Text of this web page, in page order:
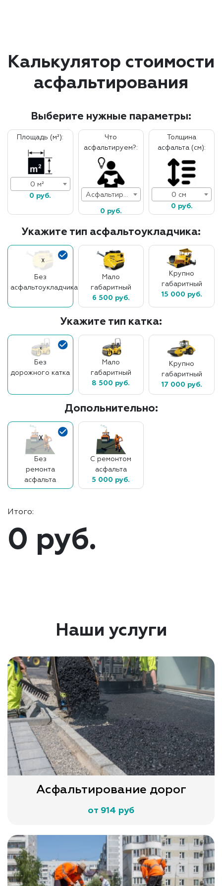
Калькулятор стоимости
асфальтирования
Выберите нужные параметры:
Площадь (м²):
0 м²
0 руб.
Что
асфальтируем?:
0 руб.
Толщина
асфальта (см):
0 см
0 руб.
Укажите тип асфальтоукладчика:
Без
асфальтоукладчика
Мало
габаритный
6 500 руб.
Крупно
габаритный
15 000 руб.
Укажите тип катка:
Без
дорожного катка
Мало
габаритный
8 500 руб.
Крупно
габаритный
17 000 руб.
Допольнительно:
Без
ремонта
асфальта
С ремонтом
асфальта
5 000 руб.
Итого:
0 руб.
Наши услуги
Асфальтирование дорог
от 914 руб